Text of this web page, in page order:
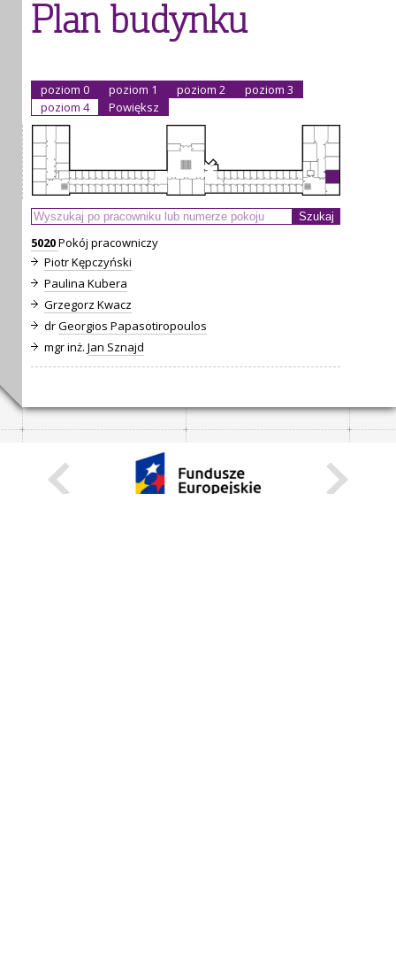
Plan budynku
poziom 0 poziom 1 poziom 2
poziom 3
poziom 4
Powiększ
5020Pokój pracowniczy
Piotr Kępczyński
Paulina Kubera
Grzegorz Kwacz
drGeorgios Papasotiropoulos
mgr inż. Jan Sznajd